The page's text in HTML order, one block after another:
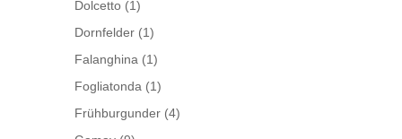
Dolcetto (1)
Dornfelder (1)
Falanghina (1)
Fogliatonda (1)
Frühburgunder (4)